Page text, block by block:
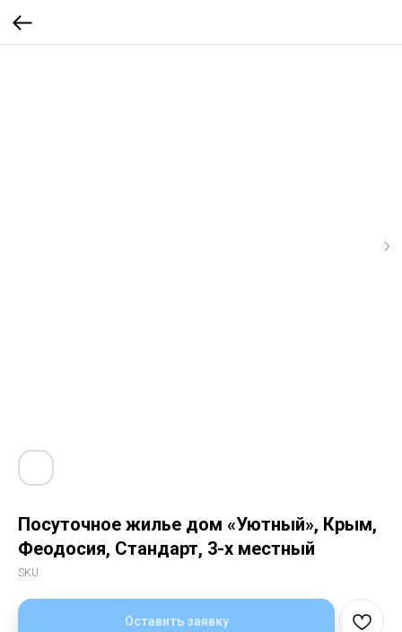
Посуточное жилье дом «Уютный», Крым,
Феодосия, Стандарт, 3-х местный
SKU:
Оставить заявку